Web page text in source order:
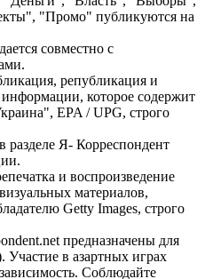
"Промо" публикуются на
совместно с
републикация и
информации, которое содержит
EPA / UPG, строго
разделе Я- Корреспондент
и воспроизведение
материалов,
Getty Images, строго
предназначены для
Участие в азартных играх
Соблюдайте